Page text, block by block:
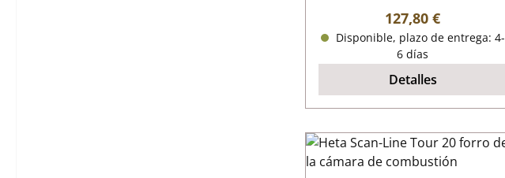
Precio normal:
127,80 €
Disponible, plazo de entrega: 4-
6 días
Detalles